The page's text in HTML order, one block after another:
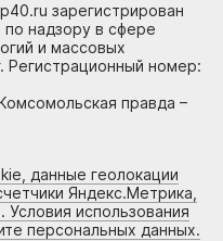
зарегистрирован
надзору в сфере
и массовых
Регистрационный номер:
правда –
данные геолокации
Яндекс.Метрика,
использования
персональных данных.